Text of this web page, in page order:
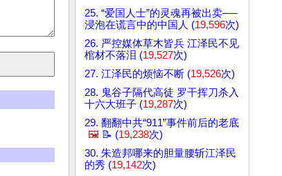
25. “爱国人士”的灵魂再被出卖──
浸泡在谎言中的中国人 (19,596次)
26. 严控媒体草木皆兵 江泽民不见
棺材不落泪 (19,527次)
27. 江泽民的烦恼不断 (19,526次)
28. 鬼谷子隔代高徒 罗干挥刀杀入
十六大班子 (19,287次)
29. 翻翻中共“911”事件前后的老底
🖼️ 📝 (19,238次)
30. 朱造邦哪来的胆量腰斩江泽民
的秀 (19,142次)